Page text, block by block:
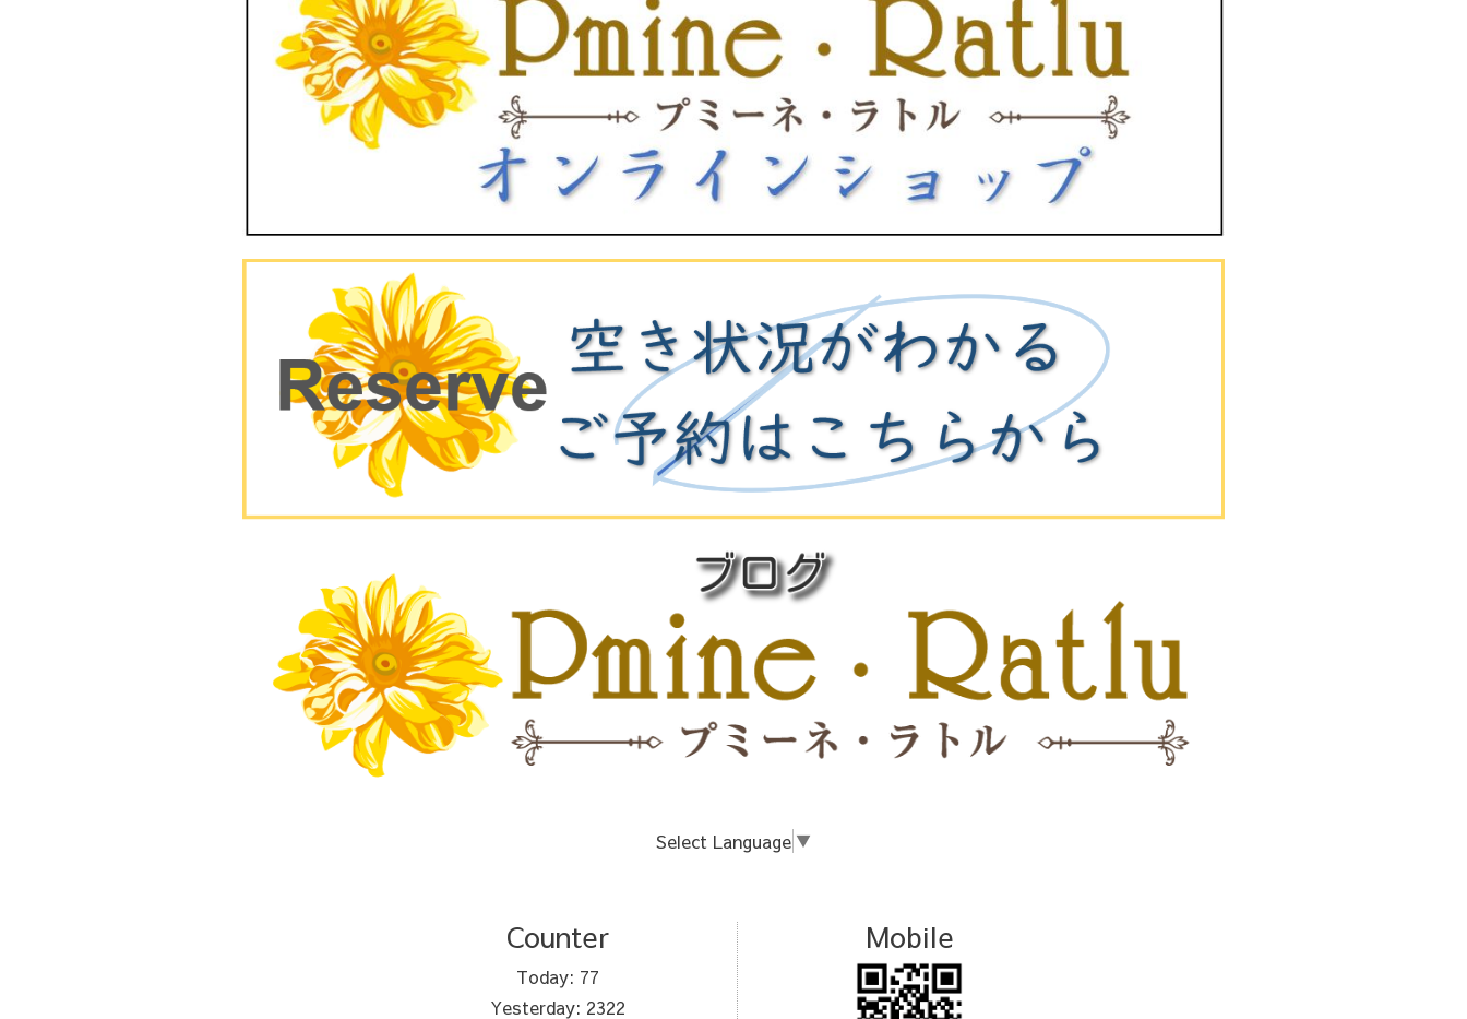
Select Language ▼
Counter
Today: 77
Yesterday: 2322
Mobile